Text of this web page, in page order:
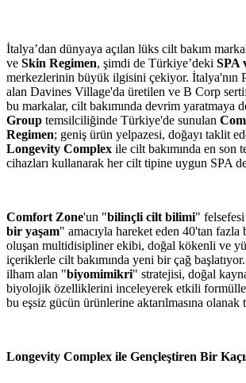
İtalya’dan dünyaya açılan lüks cilt bakım
ve Skin Regimen, şimdi de Türkiye’deki SPA
merkezlerinin büyük ilgisini çekiyor. İtalya'nın
alan Davines Village'da üretilen ve B Corp
bu markalar, cilt bakımında devrim yaratmaya
Group temsilciliğinde Türkiye'de sunulan
Regimen; geniş ürün yelpazesi, doğayı taklit
Longevity Complex ile cilt bakımında en son
cihazları kullanarak her cilt tipine uygun SPA
Comfort Zone'un "bilinçli cilt bilimi"
bir yaşam" amacıyla hareket eden 40'tan fazla
oluşan multidisipliner ekibi, doğal kökenli ve
içeriklerle cilt bakımında yeni bir çağ
ilham alan "biyomimikri" stratejisi, doğal
biyolojik özelliklerini inceleyerek etkili
bu eşsiz gücün ürünlerine aktarılmasına olanak
Longevity Complex ile Gençleştiren Bir